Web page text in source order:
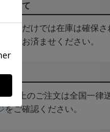
ついて
れるだけでは在庫は確保
きをお済ませください。
以上のご注文は全国一律
をご確認ください。